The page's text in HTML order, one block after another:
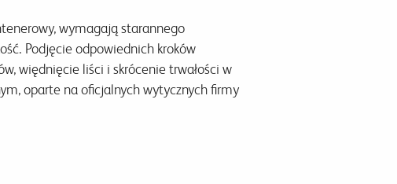
wymagają starannego
Podjęcie odpowiednich kroków
więdnięcie liści i skrócenie trwałości w
oparte na oficjalnych wytycznych firmy